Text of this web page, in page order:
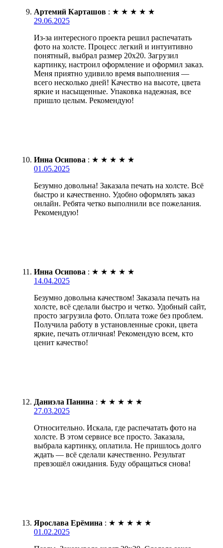
Артемий Карташов : ★ ★ ★ ★ ★
29.06.2025
Из-за интересного проекта решил распечатать
фото на холсте. Процесс легкий и интуитивно
понятный, выбрал размер 20х20. Загрузил
картинку, настроил оформление и оформил заказ.
Меня приятно удивило время выполнения —
всего несколько дней! Качество на высоте, цвета
яркие и насыщенные. Упаковка надежная, все
пришло целым. Рекомендую!
Инна Осипова : ★ ★ ★ ★ ★
01.05.2025
Безумно довольна! Заказала печать на холсте. Всё
быстро и качественно. Удобно оформлять заказ
онлайн. Ребята четко выполнили все пожелания.
Рекомендую!
Инна Осипова : ★ ★ ★ ★ ★
14.04.2025
Безумно довольна качеством! Заказала печать на
холсте, всё сделали быстро и четко. Удобный сайт,
просто загрузила фото. Оплата тоже без проблем.
Получила работу в установленные сроки, цвета
яркие, печать отличная! Рекомендую всем, кто
ценит качество!
Даниэла Панина : ★ ★ ★ ★ ★
27.03.2025
Относительно. Искала, где распечатать фото на
холсте. В этом сервисе все просто. Заказала,
выбрала картинку, оплатила. Не пришлось долго
ждать — всё сделали качественно. Результат
превзошёл ожидания. Буду обращаться снова!
Ярослава Ерёмина : ★ ★ ★ ★ ★
01.02.2025